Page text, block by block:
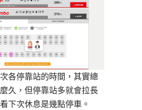
各停靠站的時間，其實總
久，但停靠站多就會拉長
下次休息是幾點停車。